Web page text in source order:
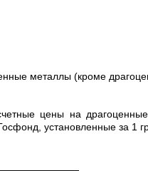
металлы (кроме
цены на
установленные за 1